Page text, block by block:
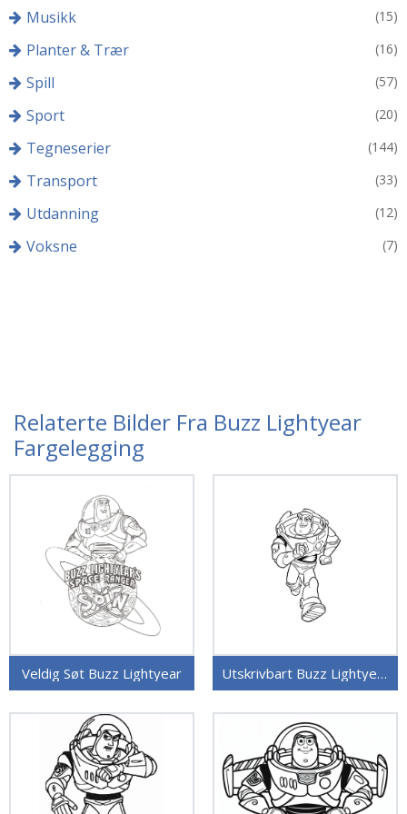
Musikk (15)
Planter & Trær (16)
Spill (57)
Sport (20)
Tegneserier (144)
Transport (33)
Utdanning (12)
Voksne (7)
Relaterte Bilder Fra Buzz Lightyear
Fargelegging
Veldig Søt Buzz Lightyear Utskrivbart Buzz Lightyear Bilde